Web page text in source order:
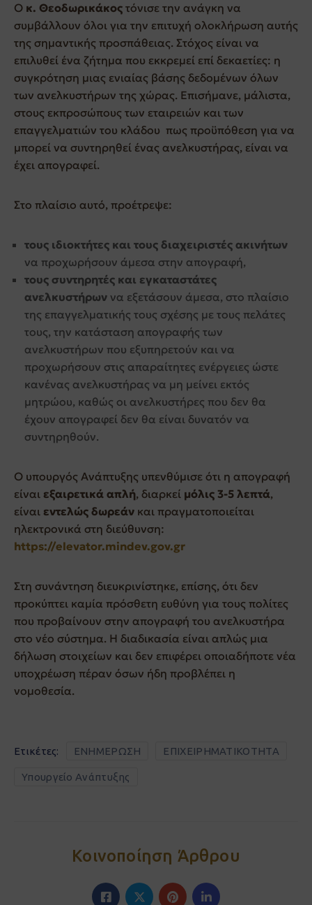
Ο κ. Θεοδωρικάκος τόνισε την ανάγκη να
συμβάλλουν όλοι για την επιτυχή ολοκλήρωση αυτής
της σημαντικής προσπάθειας. Στόχος είναι να
επιλυθεί ένα ζήτημα που εκκρεμεί επί δεκαετίες: η
συγκρότηση μιας ενιαίας βάσης δεδομένων όλων
των ανελκυστήρων της χώρας. Επισήμανε, μάλιστα,
στους εκπροσώπους των εταιρειών και των
επαγγελματιών του κλάδου πως προϋπόθεση για να
μπορεί να συντηρηθεί ένας ανελκυστήρας, είναι να
έχει απογραφεί.
Στο πλαίσιο αυτό, προέτρεψε:
τους ιδιοκτήτες και τους διαχειριστές ακινήτων
να προχωρήσουν άμεσα στην απογραφή,
τους συντηρητές και εγκαταστάτες
ανελκυστήρων να εξετάσουν άμεσα, στο πλαίσιο
της επαγγελματικής τους σχέσης με τους πελάτες
τους, την κατάσταση απογραφής των
ανελκυστήρων που εξυπηρετούν και να
προχωρήσουν στις απαραίτητες ενέργειες ώστε
κανένας ανελκυστήρας να μη μείνει εκτός
μητρώου, καθώς οι ανελκυστήρες που δεν θα
έχουν απογραφεί δεν θα είναι δυνατόν να
συντηρηθούν.
Ο υπουργός Ανάπτυξης υπενθύμισε ότι η απογραφή
είναι εξαιρετικά απλή, διαρκεί μόλις 3-5 λεπτά,
είναι εντελώς δωρεάν και πραγματοποιείται
ηλεκτρονικά στη διεύθυνση:
https://elevator.mindev.gov.gr
Στη συνάντηση διευκρινίστηκε, επίσης, ότι δεν
προκύπτει καμία πρόσθετη ευθύνη για τους πολίτες
που προβαίνουν στην απογραφή του ανελκυστήρα
στο νέο σύστημα. Η διαδικασία είναι απλώς μια
δήλωση στοιχείων και δεν επιφέρει οποιαδήποτε νέα
υποχρέωση πέραν όσων ήδη προβλέπει η
νομοθεσία.
Ετικέτες: ΕΝΗΜΕΡΩΣΗ ΕΠΙΧΕΙΡΗΜΑΤΙΚΟΤΗΤΑ
Υπουργείο Ανάπτυξης
Κοινοποίηση Άρθρου